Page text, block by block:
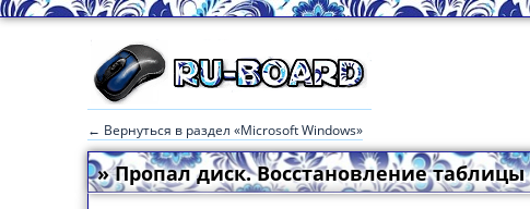
← Вернуться в раздел «Microsoft Windows»
» Пропал диск. Восстановление